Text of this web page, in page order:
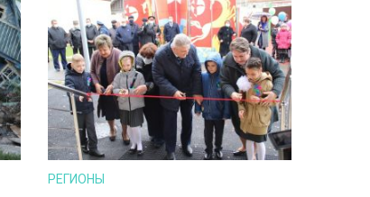
РЕГИОНЫ